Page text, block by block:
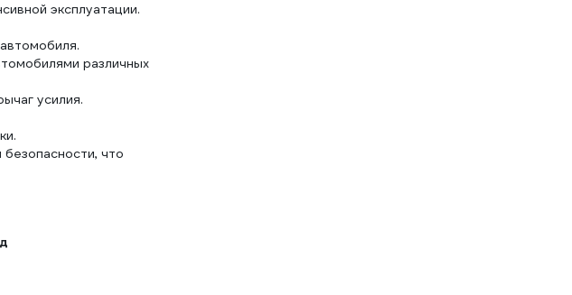
эксплуатации.
различных
усилия.
что